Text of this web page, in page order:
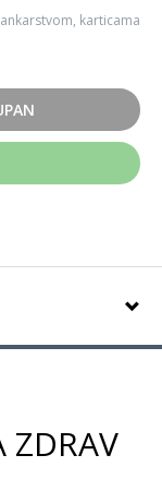
karticama
ZDRAV